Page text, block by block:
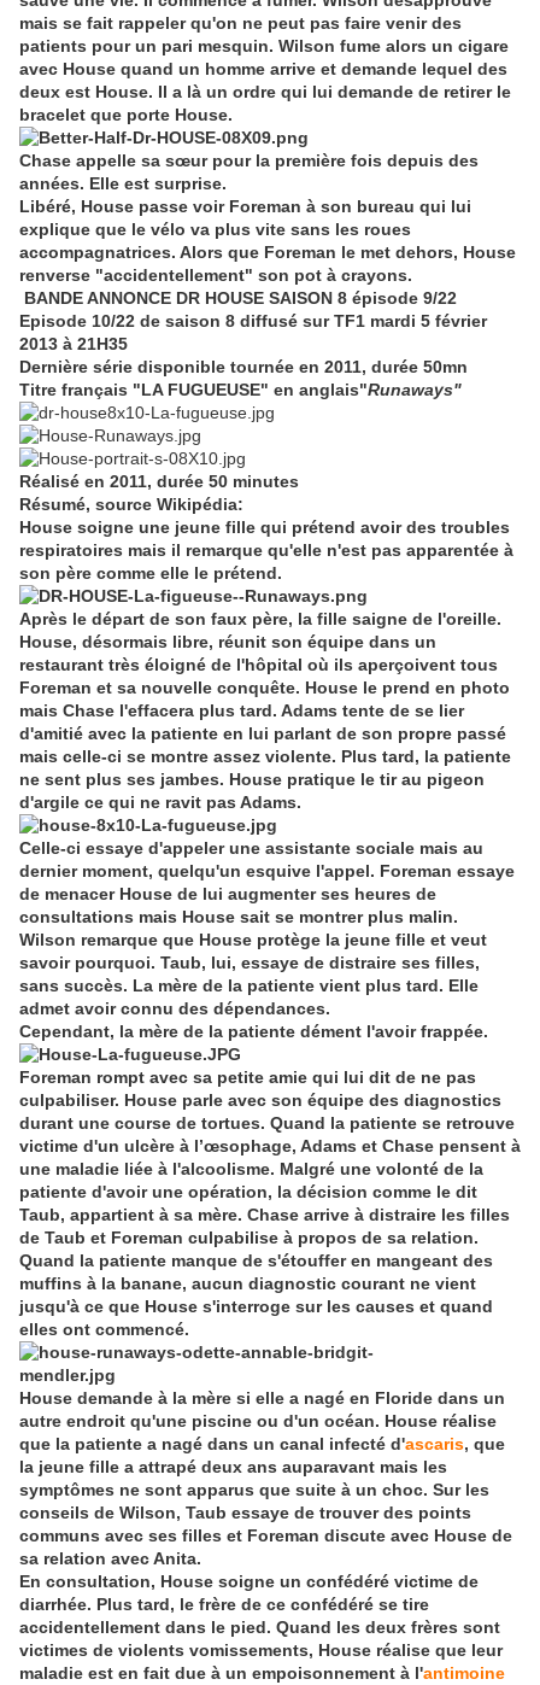
mais se fait rappeler qu'on ne peut pas faire venir des
patients pour un pari mesquin. Wilson fume alors un cigare
avec House quand un homme arrive et demande lequel des
deux est House. Il a là un ordre qui lui demande de retirer le
bracelet que porte House.
Chase appelle sa sœur pour la première fois depuis des
années. Elle est surprise.
Libéré, House passe voir Foreman à son bureau qui lui
explique que le vélo va plus vite sans les roues
accompagnatrices. Alors que Foreman le met dehors, House
renverse "accidentellement" son pot à crayons.
BANDE ANNONCE DR HOUSE SAISON 8 épisode 9/22
Episode 10/22 de saison 8 diffusé sur TF1 mardi 5 février
2013 à 21H35
Dernière série disponible tournée en 2011, durée 50mn
Titre français "LA FUGUEUSE" en anglais"Runaways"
Réalisé en 2011, durée 50 minutes
Résumé, source Wikipédia:
House soigne une jeune fille qui prétend avoir des troubles
respiratoires mais il remarque qu'elle n'est pas apparentée à
son père comme elle le prétend.
Après le départ de son faux père, la fille saigne de l'oreille.
House, désormais libre, réunit son équipe dans un
restaurant très éloigné de l'hôpital où ils aperçoivent tous
Foreman et sa nouvelle conquête. House le prend en photo
mais Chase l'effacera plus tard. Adams tente de se lier
d'amitié avec la patiente en lui parlant de son propre passé
mais celle-ci se montre assez violente. Plus tard, la patiente
ne sent plus ses jambes. House pratique le tir au pigeon
d'argile ce qui ne ravit pas Adams.
Celle-ci essaye d'appeler une assistante sociale mais au
dernier moment, quelqu'un esquive l'appel. Foreman essaye
de menacer House de lui augmenter ses heures de
consultations mais House sait se montrer plus malin.
Wilson remarque que House protège la jeune fille et veut
savoir pourquoi. Taub, lui, essaye de distraire ses filles,
sans succès. La mère de la patiente vient plus tard. Elle
admet avoir connu des dépendances.
Cependant, la mère de la patiente dément l'avoir frappée.
Foreman rompt avec sa petite amie qui lui dit de ne pas
culpabiliser. House parle avec son équipe des diagnostics
durant une course de tortues. Quand la patiente se retrouve
victime d'un ulcère à l’œsophage, Adams et Chase pensent à
une maladie liée à l'alcoolisme. Malgré une volonté de la
patiente d'avoir une opération, la décision comme le dit
Taub, appartient à sa mère. Chase arrive à distraire les filles
de Taub et Foreman culpabilise à propos de sa relation.
Quand la patiente manque de s'étouffer en mangeant des
muffins à la banane, aucun diagnostic courant ne vient
jusqu'à ce que House s'interroge sur les causes et quand
elles ont commencé.
House demande à la mère si elle a nagé en Floride dans un
autre endroit qu'une piscine ou d'un océan. House réalise
que la patiente a nagé dans un canal infecté d'ascaris, que
la jeune fille a attrapé deux ans auparavant mais les
symptômes ne sont apparus que suite à un choc. Sur les
conseils de Wilson, Taub essaye de trouver des points
communs avec ses filles et Foreman discute avec House de
sa relation avec Anita.
En consultation, House soigne un confédéré victime de
diarrhée. Plus tard, le frère de ce confédéré se tire
accidentellement dans le pied. Quand les deux frères sont
victimes de violents vomissements, House réalise que leur
maladie est en fait due à un empoisonnement à l'antimoine